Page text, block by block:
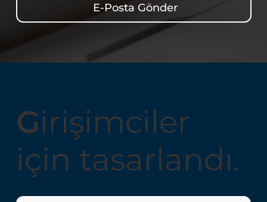
E-Posta Gönder
Girişimciler
için tasarlandı.